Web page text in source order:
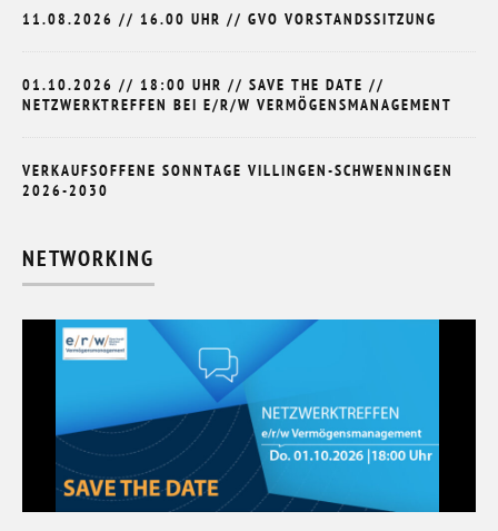
11.08.2026 // 16.00 UHR // GVO VORSTANDSSITZUNG
01.10.2026 // 18:00 UHR // SAVE THE DATE //
NETZWERKTREFFEN BEI E/R/W VERMÖGENSMANAGEMENT
VERKAUFSOFFENE SONNTAGE VILLINGEN-SCHWENNINGEN
2026-2030
NETWORKING